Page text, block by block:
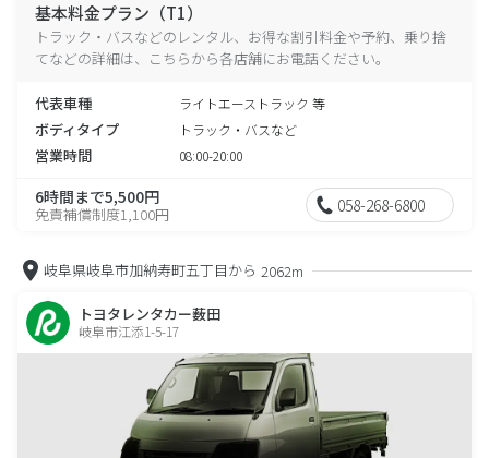
基本料金プラン（T1）
トラック・バスなどのレンタル、お得な割引料金や予約、乗り捨
てなどの詳細は、こちらから各店舗にお電話ください。
代表車種 ライトエーストラック 等
ボディタイプ トラック・バスなど
営業時間 08:00-20:00
6時間まで5,500円
免責補償制度1,100円 058-268-6800
岐阜県岐阜市加納寿町五丁目から 2062m
トヨタレンタカー薮田
岐阜市江添1-5-17